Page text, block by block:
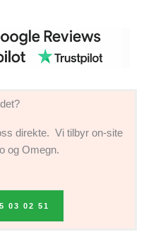
direkte. Vi tilbyr on-site
og Omegn.
03 02 51